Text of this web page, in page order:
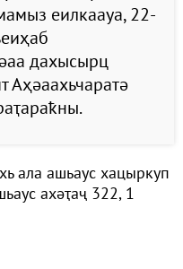
еилкаауа, 22-
дахысырц
Аҳәаахьчаратә
ала ашьаус хацыркуп
ахәҭаҷ 322, 1